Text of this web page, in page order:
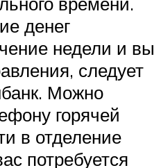
денег
недели и вы
следует
Можно
горячей
в отделение
потребуется